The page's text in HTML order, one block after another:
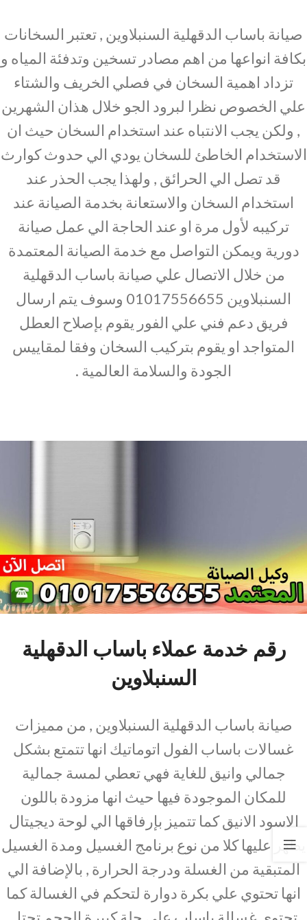
صيانة باساب الدقهلية السنبلاوين , تعتبر السخانات
بكافة انواعها من اهم مصادر تسخين وتدفئة المياه و
تزداد اهمية السخان في فصلي الخريف والشتاء
علي الخصوص نظرا لبرود الجو خلال هذان الشهرين
, ولكن يجب الانتباه عند استخدام السخان حيث ان
الاستخدام الخاطئ للسخان يودي الي حدوث كوارث
قد تصل الي الحرائق , ولهذا يجب الحذر عند
استخدام السخان والاستعانة بخدمة الصيانة عند
تركيبه لأول مرة او عند الحاجة الي عمل صيانة
دورية ويمكن التواصل مع خدمة الصيانة المعتمدة
من خلال الاتصال علي صيانة باساب الدقهلية
السنبلاوين 01017556655 وسوف يتم ارسال
فريق دعم فني علي الفور يقوم بإصلاح العطل
المتواجد او يقوم بتركيب السخان وفقا لمقاييس
الجودة والسلامة العالمية .
رقم خدمة عملاء باساب الدقهلية
السنبلاوين
صيانة باساب الدقهلية السنبلاوين , من مميزات
غسالات باساب الفول اتوماتيك انها تتمتع بشكل
جمالي وانيق للغاية فهي تعطي لمسة جمالية
للمكان الموجودة فيها حيث انها مزودة باللون
الاسود الانيق كما تتميز بإرفاقها الي لوحة ديجيتال
يظهر عليها كلا من نوع برنامج الغسيل ومدة الغسيل
المتبقية من الغسلة ودرجة الحرارة , بالإضافة الي
انها تحتوي علي بكرة دوارة لتحكم في الغسالة كما